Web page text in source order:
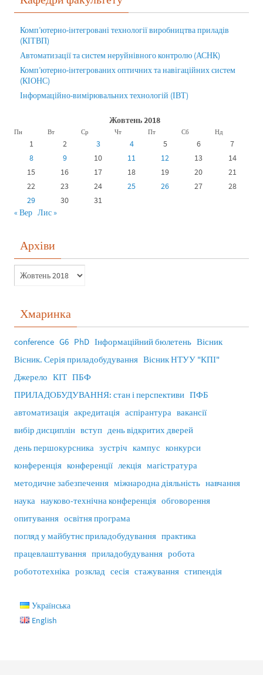
Комп’ютерно-інтегровані технології виробництва приладів
(КІТВП)
Автоматизації та систем неруйнівного контролю (АСНК)
Комп’ютерно-інтегрованих оптичних та навігаційних систем
(КІОНС)
Інформаційно-вимірювальних технологій (ІВТ)
Жовтень 2018
Пн Вт Ср Чт Пт Сб Нд
1 2 3 4 5 6
7
8
9 10 11 12 13
14
15
16 17 18 19 20
21
22
23 24 25 26 27
28
29
30
31
« Вер Лис »
Архіви
Хмаринка
conference G6 PhD Інформаційний бюлетень Вісник
Вісник. Серія приладобудування Вісник НТУУ "КПІ"
Джерело КІТ ПБФ
ПРИЛАДОБУДУВАННЯ: стан і перспективи ПФБ
автоматизація акредитація аспірантура вакансії
вибір дисциплін вступ день відкритих дверей
день першокурсника зустріч кампус конкурси
конференція конференції лекція магістратура
методичне забезпечення міжнародна діяльність навчання
наука науково-технічна конференція обговорення
опитування освітня програма
погляд у майбутнє приладобудування практика
працевлаштування приладобудування робота
робототехніка розклад сесія стажування стипендія
Українська
English